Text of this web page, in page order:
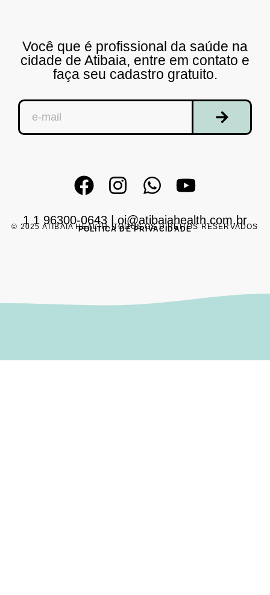
Você que é profissional da saúde na
cidade de Atibaia, entre em contato e
faça seu cadastro gratuito.
1 1 96300-0643 oi@atibaiahealth.com.br
© 2025 ATIBAIA HEALTH. TODOS OS DIREITOS RESERVADOS
POLÍTICA DE PRIVACIDADE